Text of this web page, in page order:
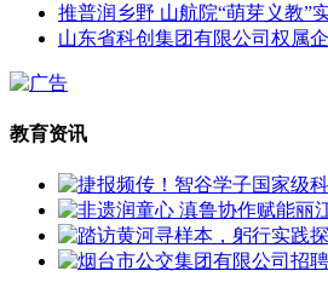
推普润乡野 山航院“萌芽义教”
山东省科创集团有限公司权属
教育资讯